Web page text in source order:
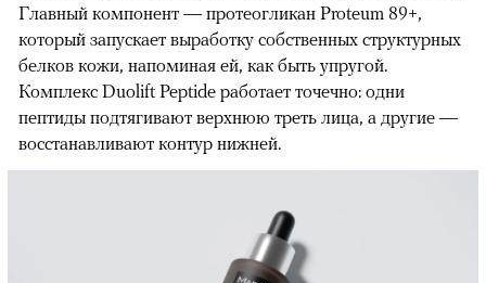
Главный компонент — протеогликан Proteum 89+,
который запускает выработку собственных структурных
белков кожи, напоминая ей, как быть упругой.
Комплекс Duolift Peptide работает точечно: одни
пептиды подтягивают верхнюю треть лица, а другие —
восстанавливают контур нижней.